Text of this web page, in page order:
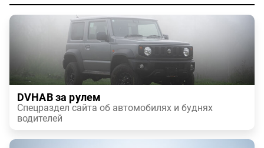
DVHAB за рулем
Спецраздел сайта об автомобилях и буднях
водителей